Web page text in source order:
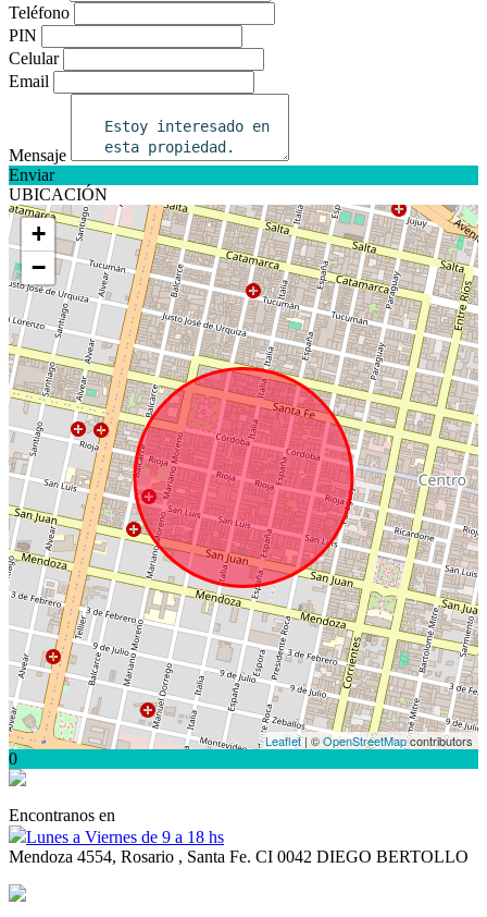
Teléfono
PIN
Celular
Email
Mensaje
Enviar
UBICACIÓN
+
−
Leaflet| ©OpenStreetMapcontributors
0
Encontranos en
Lunes a Viernes de 9 a 18 hs
Mendoza 4554, Rosario , Santa Fe. CI 0042 DIEGO BERTOLLO